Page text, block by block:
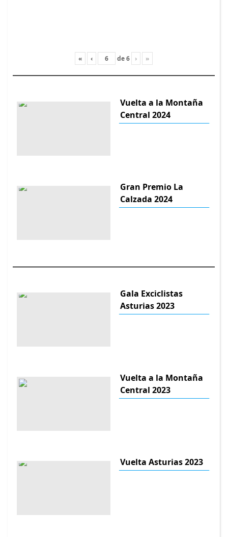
« ‹ de6 › »
Vuelta a la Montaña
Central 2024
Gran Premio La
Calzada 2024
Gala Exciclistas
Asturias 2023
Vuelta a la Montaña
Central 2023
Vuelta Asturias 2023